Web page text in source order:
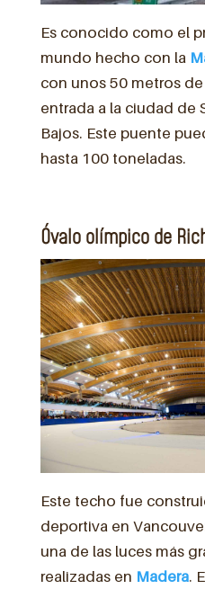
Es conocido como el
mundo hecho con la
con unos 50 metros
entrada a la ciudad de
Bajos. Este puente
hasta 100 toneladas.
Óvalo olímpico de
Este techo fue
deportiva en
una de las luces más
realizadas en Madera.